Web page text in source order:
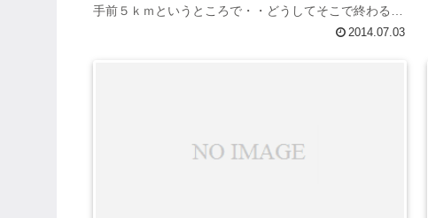
手前５ｋｍというところで・・どうしてそこで終わる( ﾟ
2014.07.03